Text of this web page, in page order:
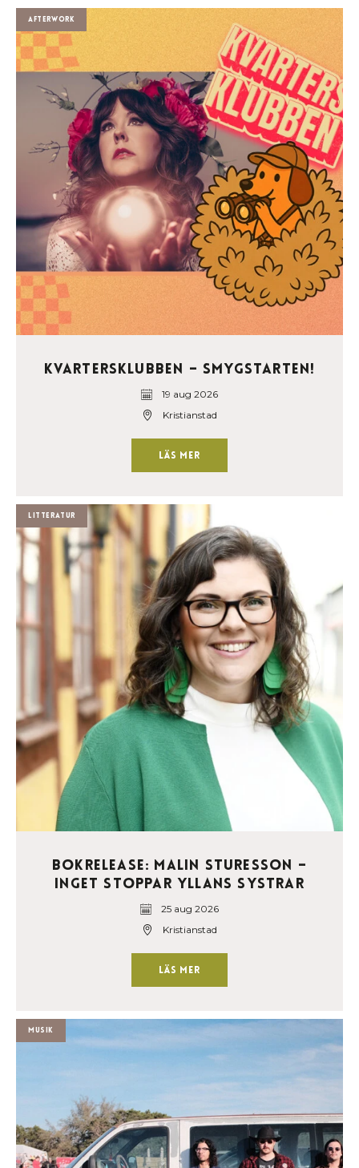
Afterwork
Kvartersklubben – Smygstarten!
19 aug 2026
Kristianstad
Läs mer
Litteratur
Bokrelease: Malin Sturesson –
Inget stoppar Yllans systrar
25 aug 2026
Kristianstad
Läs mer
Musik